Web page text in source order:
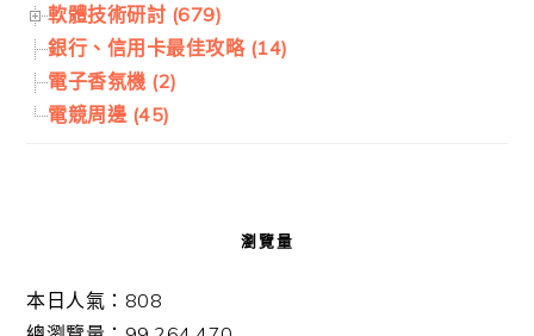
軟體技術研討 (679)
銀行、信用卡最佳攻略 (14)
電子香氛機 (2)
電競周邊 (45)
瀏覽量
本日人氣：808